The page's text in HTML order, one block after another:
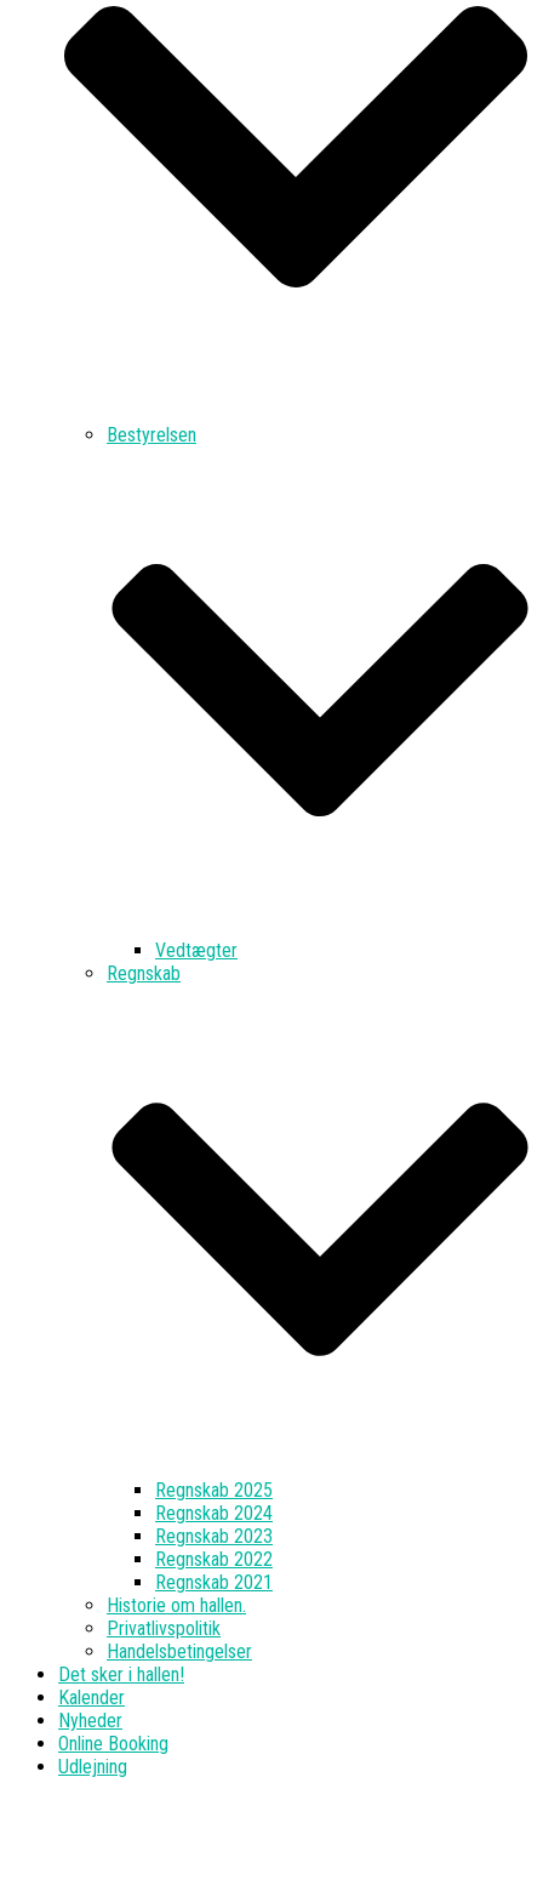
Bestyrelsen
Vedtægter
Regnskab
Regnskab 2025
Regnskab 2024
Regnskab 2023
Regnskab 2022
Regnskab 2021
Historie om hallen.
Privatlivspolitik
Handelsbetingelser
Det sker i hallen!
Kalender
Nyheder
Online Booking
Udlejning